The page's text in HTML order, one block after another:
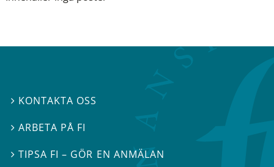
 KONTAKTA OSS
 ARBETA PÅ FI
TIPSA FI – GÖR EN ANMÄLAN